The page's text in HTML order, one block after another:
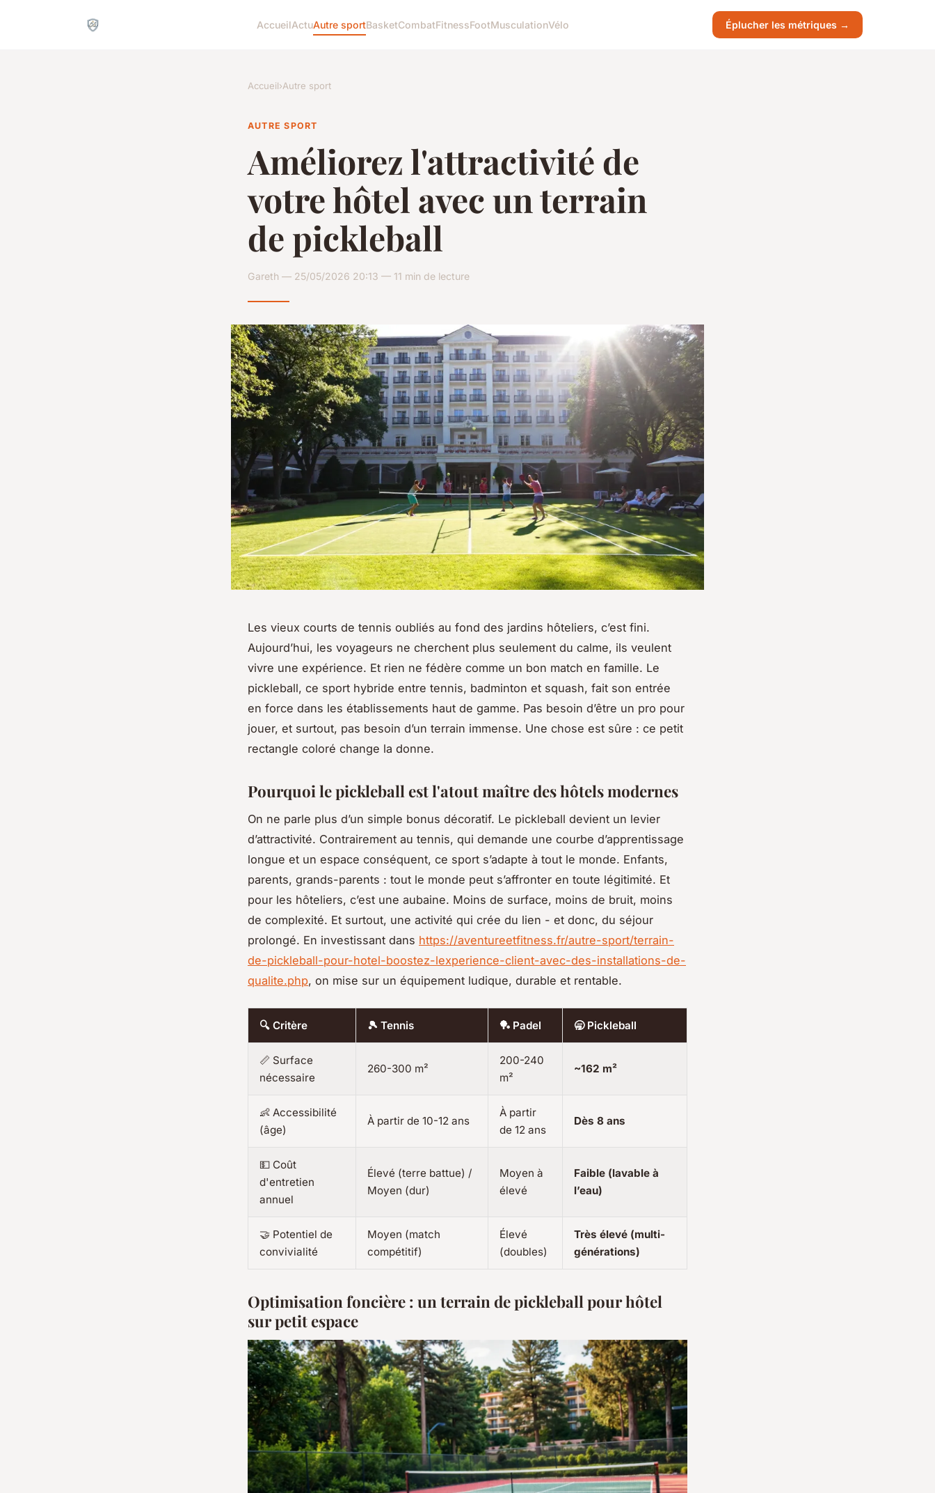
AccueilActuAutre sportBasketCombatFitnessFootMusculationVélo Éplucher les métriques →
Accueil›Autre sport
AUTRE SPORT
Améliorez l'attractivité de
votre hôtel avec un terrain
de pickleball
Gareth — 25/05/2026 20:13 — 11 min de lecture
Les vieux courts de tennis oubliés au fond des jardins hôteliers, c’est fini.
Aujourd’hui, les voyageurs ne cherchent plus seulement du calme, ils veulent
vivre une expérience. Et rien ne fédère comme un bon match en famille. Le
pickleball, ce sport hybride entre tennis, badminton et squash, fait son entrée
en force dans les établissements haut de gamme. Pas besoin d’être un pro pour
jouer, et surtout, pas besoin d’un terrain immense. Une chose est sûre : ce petit
rectangle coloré change la donne.
Pourquoi le pickleball est l'atout maître des hôtels modernes
On ne parle plus d’un simple bonus décoratif. Le pickleball devient un levier
d’attractivité. Contrairement au tennis, qui demande une courbe d’apprentissage
longue et un espace conséquent, ce sport s’adapte à tout le monde. Enfants,
parents, grands-parents : tout le monde peut s’affronter en toute légitimité. Et
pour les hôteliers, c’est une aubaine. Moins de surface, moins de bruit, moins
de complexité. Et surtout, une activité qui crée du lien - et donc, du séjour
prolongé. En investissant dans https://aventureetfitness.fr/autre-sport/terrain-
de-pickleball-pour-hotel-boostez-lexperience-client-avec-des-installations-de-
qualite.php, on mise sur un équipement ludique, durable et rentable.
🔍 Critère 🎾 Tennis 🏓 Padel 🥱 Pickleball
📏 Surface
nécessaire
260-300 m²
200-240
m²
~162 m²
👶 Accessibilité
(âge)
À partir de 10-12 ans
À partir
de 12 ans
Dès 8 ans
💵 Coût
d'entretien
annuel
Élevé (terre battue) /
Moyen (dur)
Moyen à
élevé
Faible (lavable à
l’eau)
🤝 Potentiel de
convivialité
Moyen (match
compétitif)
Élevé
(doubles)
Très élevé (multi-
générations)
Optimisation foncière : un terrain de pickleball pour hôtel
sur petit espace